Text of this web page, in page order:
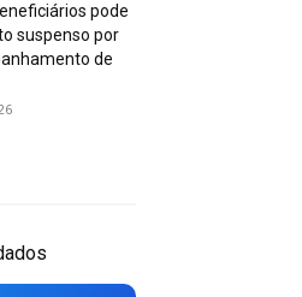
pode
suspenso por
de